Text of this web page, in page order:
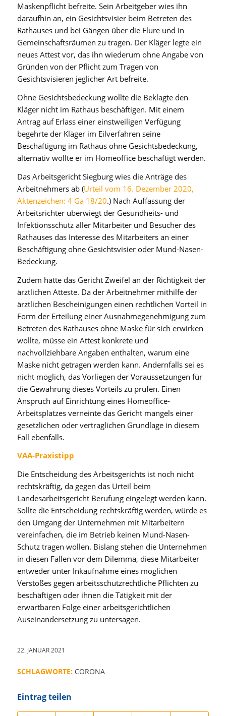
Maskenpflicht befreite. Sein Arbeitgeber wies ihn
daraufhin an, ein Gesichtsvisier beim Betreten des
Rathauses und bei Gängen über die Flure und in
Gemeinschaftsräumen zu tragen. Der Kläger legte ein
neues Attest vor, das ihn wiederum ohne Angabe von
Gründen von der Pflicht zum Tragen von
Gesichtsvisieren jeglicher Art befreite.
Ohne Gesichtsbedeckung wollte die Beklagte den
Kläger nicht im Rathaus beschäftigen. Mit einem
Antrag auf Erlass einer einstweiligen Verfügung
begehrte der Kläger im Eilverfahren seine
Beschäftigung im Rathaus ohne Gesichtsbedeckung,
alternativ wollte er im Homeoffice beschäftigt werden.
Das Arbeitsgericht Siegburg wies die Anträge des
Arbeitnehmers ab (Urteil vom 16. Dezember 2020,
Aktenzeichen: 4 Ga 18/20.) Nach Auffassung der
Arbeitsrichter überwiegt der Gesundheits- und
Infektionsschutz aller Mitarbeiter und Besucher des
Rathauses das Interesse des Mitarbeiters an einer
Beschäftigung ohne Gesichtsvisier oder Mund-Nasen-
Bedeckung.
Zudem hatte das Gericht Zweifel an der Richtigkeit der
ärztlichen Atteste. Da der Arbeitnehmer mithilfe der
ärztlichen Bescheinigungen einen rechtlichen Vorteil in
Form der Erteilung einer Ausnahmegenehmigung zum
Betreten des Rathauses ohne Maske für sich erwirken
wollte, müsse ein Attest konkrete und
nachvollziehbare Angaben enthalten, warum eine
Maske nicht getragen werden kann. Andernfalls sei es
nicht möglich, das Vorliegen der Voraussetzungen für
die Gewährung dieses Vorteils zu prüfen. Einen
Anspruch auf Einrichtung eines Homeoffice-
Arbeitsplatzes verneinte das Gericht mangels einer
gesetzlichen oder vertraglichen Grundlage in diesem
Fall ebenfalls.
VAA-Praxistipp
Die Entscheidung des Arbeitsgerichts ist noch nicht
rechtskräftig, da gegen das Urteil beim
Landesarbeitsgericht Berufung eingelegt werden kann.
Sollte die Entscheidung rechtskräftig werden, würde es
den Umgang der Unternehmen mit Mitarbeitern
vereinfachen, die im Betrieb keinen Mund-Nasen-
Schutz tragen wollen. Bislang stehen die Unternehmen
in diesen Fällen vor dem Dilemma, diese Mitarbeiter
entweder unter Inkaufnahme eines möglichen
Verstoßes gegen arbeitsschutzrechtliche Pflichten zu
beschäftigen oder ihnen die Tätigkeit mit der
erwartbaren Folge einer arbeitsgerichtlichen
Auseinandersetzung zu untersagen.
22. JANUAR 2021
SCHLAGWORTE: CORONA
Eintrag teilen